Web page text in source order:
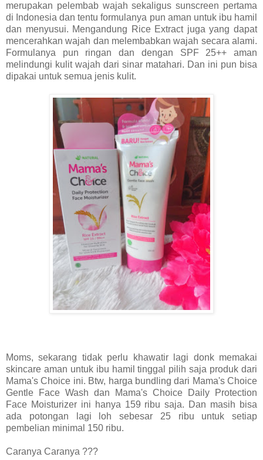
merupakan pelembab wajah sekaligus sunscreen pertama
di Indonesia dan tentu formulanya pun aman untuk ibu hamil
dan menyusui. Mengandung Rice Extract juga yang dapat
mencerahkan wajah dan melembabkan wajah secara alami.
Formulanya pun ringan dan dengan SPF 25++ aman
melindungi kulit wajah dari sinar matahari. Dan ini pun bisa
dipakai untuk semua jenis kulit.
Moms, sekarang tidak perlu khawatir lagi donk memakai
skincare aman untuk ibu hamil tinggal pilih saja produk dari
Mama's Choice ini. Btw, harga bundling dari Mama's Choice
Gentle Face Wash dan Mama's Choice Daily Protection
Face Moisturizer ini hanya 159 ribu saja. Dan masih bisa
ada potongan lagi loh sebesar 25 ribu untuk setiap
pembelian minimal 150 ribu.
Caranya Caranya ???